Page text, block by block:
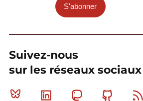
S'abonner
Suivez-nous
sur les réseaux sociaux
Bluesky Linkedin MastodonGithub